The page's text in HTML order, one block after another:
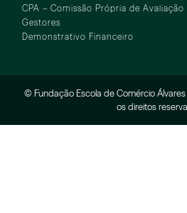
CPA – Comissão Própria de Avaliação
Gestores
Demonstrativo Financeiro
© Fundação Escola de Comércio
os direitos